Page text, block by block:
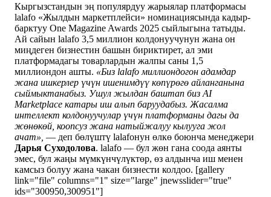
Кыргызстандын эң популярдуу жарыялар платформасы
lalafo «Жылдын маркетплейси» номинациясында кадыр-
барктуу One Magazine Awards 2025 сыйлыгына татыды.
Ай сайын lalafo 3,5 миллион колдонуучунун жана он
миңдеген бизнестин башын бириктирет, ал эми
платформадагы товарлардын жалпы саны 1,5
миллиондон ашты. «Биз lalafo миллиондогон адамдар
жана ишкерлер үчүн ишенимдүү көпүрөгө айланганына
сыймыктанабыз. Ушул жылдан баштап биз AI
Marketplace катары иш алып баруудабыз. Жасалма
интеллект колдонуучулар үчүн платформаны дагы да
жөнөкөй, коопсуз жана натыйжалуу кылууга жол
ачат», — деп бөлүштү lalafoнун өлкө боюнча менеджери
Дарья Суходолова. lalafo — бул жөн гана соода аянты
эмес, бул жаңы мүмкүнчүлүктөр, өз алдынча иш менен
камсыз болуу жана чакан бизнести колдоо. [gallery
link="file" columns="1" size="large" jnewsslider="true"
ids="300950,300951"]